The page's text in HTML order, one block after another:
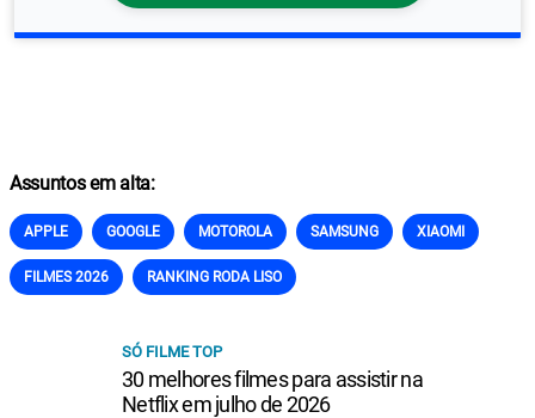
Assuntos em alta:
APPLE GOOGLE MOTOROLA SAMSUNG XIAOMI
FILMES 2026 RANKING RODA LISO
SÓ FILME TOP
30 melhores filmes para assistir na
Netflix em julho de 2026